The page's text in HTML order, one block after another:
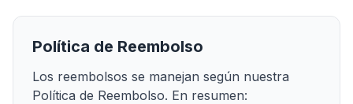
Política de Reembolso
Los reembolsos se manejan según nuestra
Política de Reembolso. En resumen: